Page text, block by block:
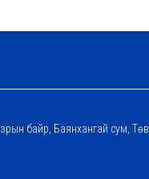
байр, Баянхангай сум, Төв